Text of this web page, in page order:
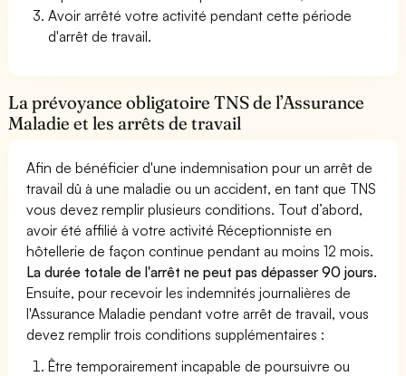
Avoir arrêté votre activité pendant cette période
d'arrêt de travail.
La prévoyance obligatoire TNS de l’Assurance
Maladie et les arrêts de travail
Afin de bénéficier d'une indemnisation pour un arrêt de
travail dû à une maladie ou un accident, en tant que TNS
vous devez remplir plusieurs conditions. Tout d’abord,
avoir été affilié à votre activité Réceptionniste en
hôtellerie de façon continue pendant au moins 12 mois.
La durée totale de l'arrêt ne peut pas dépasser 90 jours.
Ensuite, pour recevoir les indemnités journalières de
l'Assurance Maladie pendant votre arrêt de travail, vous
devez remplir trois conditions supplémentaires :
Être temporairement incapable de poursuivre ou